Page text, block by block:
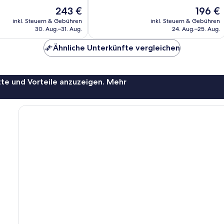
Der
Preis
beträgt
243 €
inkl. Steuern & Gebühren
30. Aug.–31. Aug.
Der
Preis
beträgt
196 €
inkl. Steuern & Gebühren
24. Aug.–25. Aug.
Ähnliche Unterkünfte vergleichen
und Vorteile anzuzeigen. Mehr